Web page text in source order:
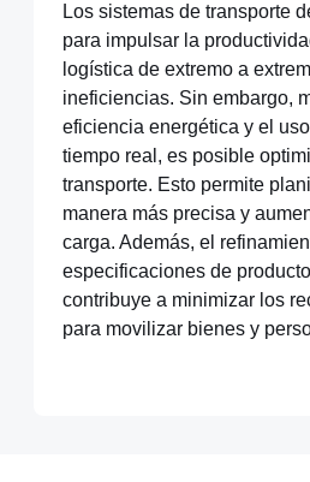
Los sistemas de transporte
para impulsar la
logística de extremo a
ineficiencias. Sin embargo,
eficiencia energética y el
tiempo real, es posible
transporte. Esto permite
manera más precisa y
carga. Además, el
especificaciones de
contribuye a minimizar los
para movilizar bienes y